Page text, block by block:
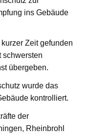
ins Gebäude
Zeit gefunden
schwersten
übergeben.
wurde das
kontrolliert.
der
Rheinbrohl